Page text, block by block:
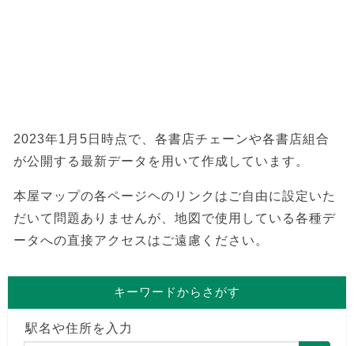
2023年1月5日時点で、各書店チェーンや各書店組合
が公開する最新データを用いて作成しています。
本屋マップの各ページヘのリンクはご自由に設定いた
だいて問題ありませんが、地図で使用している各種デ
ータへの直接アクセスはご遠慮ください。
キーワードからさがす
駅名や住所を入力